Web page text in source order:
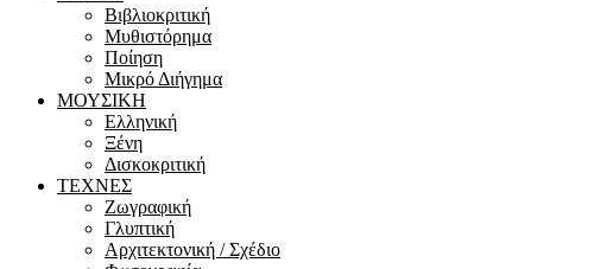
Βιβλιοκριτική
Μυθιστόρημα
Ποίηση
Μικρό Διήγημα
ΜΟΥΣΙΚΗ
Ελληνική
Ξένη
Δισκοκριτική
ΤΕΧΝΕΣ
Ζωγραφική
Γλυπτική
Αρχιτεκτονική / Σχέδιο